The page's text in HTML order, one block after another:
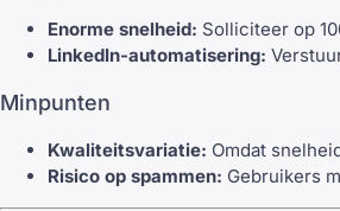
Enorme snelheid: Solliciteer op
LinkedIn-automatisering:
Minpunten
Kwaliteitsvariatie: Omdat
Risico op spammen: Gebruikers